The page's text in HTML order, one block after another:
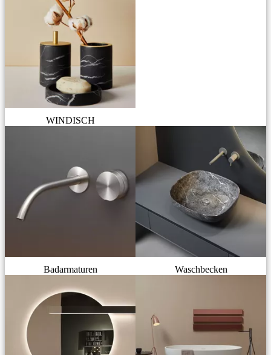
WINDISCH
Badarmaturen Waschbecken